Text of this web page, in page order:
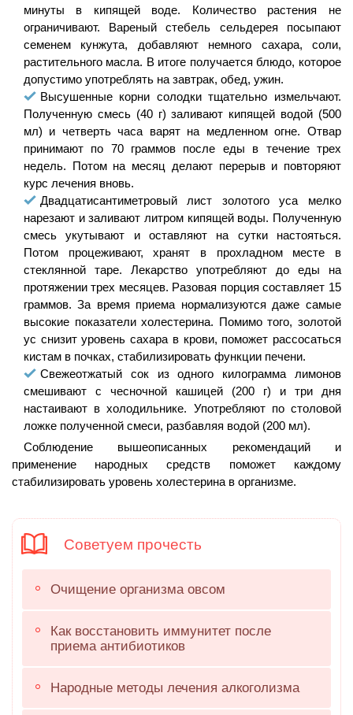
минуты в кипящей воде. Количество растения не
ограничивают. Вареный стебель сельдерея посыпают
семенем кунжута, добавляют немного сахара, соли,
растительного масла. В итоге получается блюдо, которое
допустимо употреблять на завтрак, обед, ужин.
Высушенные корни солодки тщательно измельчают.
Полученную смесь (40 г) заливают кипящей водой (500
мл) и четверть часа варят на медленном огне. Отвар
принимают по 70 граммов после еды в течение трех
недель. Потом на месяц делают перерыв и повторяют
курс лечения вновь.
Двадцатисантиметровый лист золотого уса мелко
нарезают и заливают литром кипящей воды. Полученную
смесь укутывают и оставляют на сутки настояться.
Потом процеживают, хранят в прохладном месте в
стеклянной таре. Лекарство употребляют до еды на
протяжении трех месяцев. Разовая порция составляет 15
граммов. За время приема нормализуются даже самые
высокие показатели холестерина. Помимо того, золотой
ус снизит уровень сахара в крови, поможет рассосаться
кистам в почках, стабилизировать функции печени.
Свежеотжатый сок из одного килограмма лимонов
смешивают с чесночной кашицей (200 г) и три дня
настаивают в холодильнике. Употребляют по столовой
ложке полученной смеси, разбавляя водой (200 мл).
Соблюдение вышеописанных рекомендаций и
применение народных средств поможет каждому
стабилизировать уровень холестерина в организме.
Советуем прочесть
Очищение организма овсом
Как восстановить иммунитет после
приема антибиотиков
Народные методы лечения алкоголизма